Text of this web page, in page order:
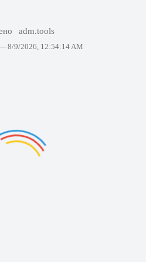
adm.tools
— 8/9/2026, 12:54:14 AM